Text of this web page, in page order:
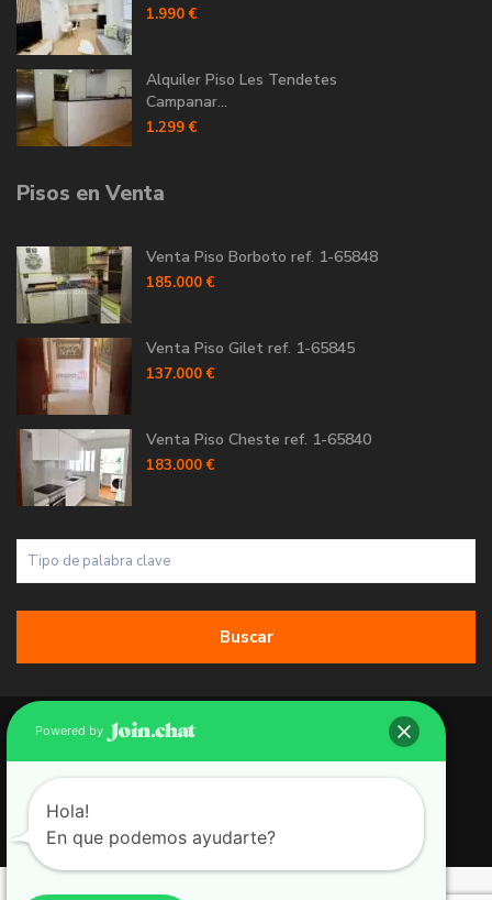
1.990 €
Alquiler Piso Les Tendetes
Campanar...
1.299 €
Pisos en Venta
Venta Piso Borboto ref. 1-65848
185.000 €
Venta Piso Gilet ref. 1-65845
137.000 €
Venta Piso Cheste ref. 1-65840
183.000 €
Buscar
Copyright 2026 | Grupo 90 inmobiliarias. All Rights Reserved.
Política de Cookies
Política de Privacidad
Aviso Legal
Powered by
Hola!
En que podemos ayudarte?